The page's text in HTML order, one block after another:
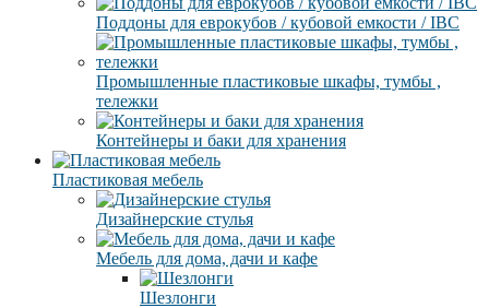
Поддоны для еврокубов / кубовой емкости / IBC
Промышленные пластиковые шкафы, тумбы ,
тележки
Контейнеры и баки для хранения
Пластиковая мебель
Дизайнерские стулья
Мебель для дома, дачи и кафе
Шезлонги